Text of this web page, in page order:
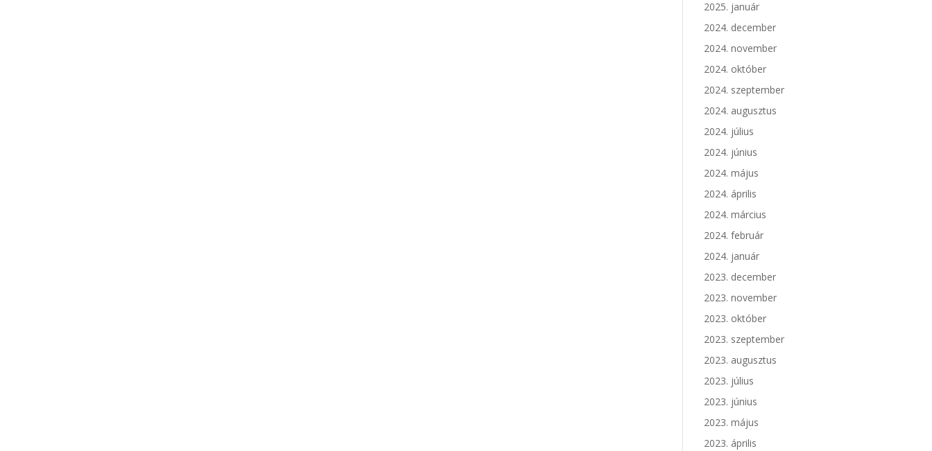
2025. január
2024. december
2024. november
2024. október
2024. szeptember
2024. augusztus
2024. július
2024. június
2024. május
2024. április
2024. március
2024. február
2024. január
2023. december
2023. november
2023. október
2023. szeptember
2023. augusztus
2023. július
2023. június
2023. május
2023. április